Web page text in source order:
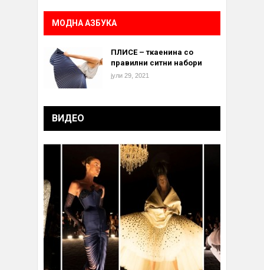
МОДНА АЗБУКА
ПЛИСЕ – ткаенина со
правилни ситни набори
јули 29, 2021
ВИДЕО